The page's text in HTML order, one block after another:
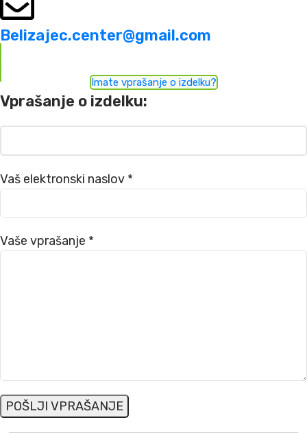
Belizajec.center@gmail.com
Imate vprašanje o izdelku?
Vprašanje o izdelku:
Vaš elektronski naslov *
Vaše vprašanje *